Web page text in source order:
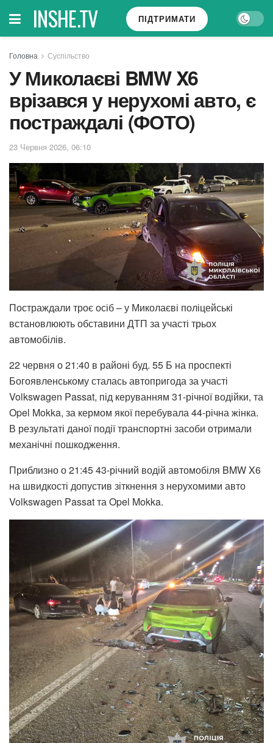
INSHE.TV ПІДТРИМАТИ
Головна Суспільство
У Миколаєві BMW X6
врізався у нерухомі авто, є
постраждалі (ФОТО)
23 Червня 2026, 06:10
Постраждали троє осіб – у Миколаєві поліцейські
встановлюють обставини ДТП за участі трьох
автомобілів.
22 червня о 21:40 в районі буд. 55 Б на проспекті
Богоявленському сталась автопригода за участі
Volkswagen Passat, під керуванням 31-річної водійки, та
Opel Mokka, за кермом якої перебувала 44-річна жінка.
В результаті даної події транспортні засоби отримали
механічні пошкодження.
Приблизно о 21:45 43-річний водій автомобіля BMW X6
на швидкості допустив зіткнення з нерухомими авто
Volkswagen Passat та Opel Mokka.